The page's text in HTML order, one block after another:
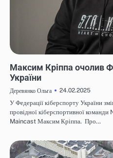
Максим Кріппа очолив
України
Деревянко Ольга
24.02.2025
У Федерації кіберспорту України
провідної кіберспортивної команди
Maincast Максим Кріппа. Про…